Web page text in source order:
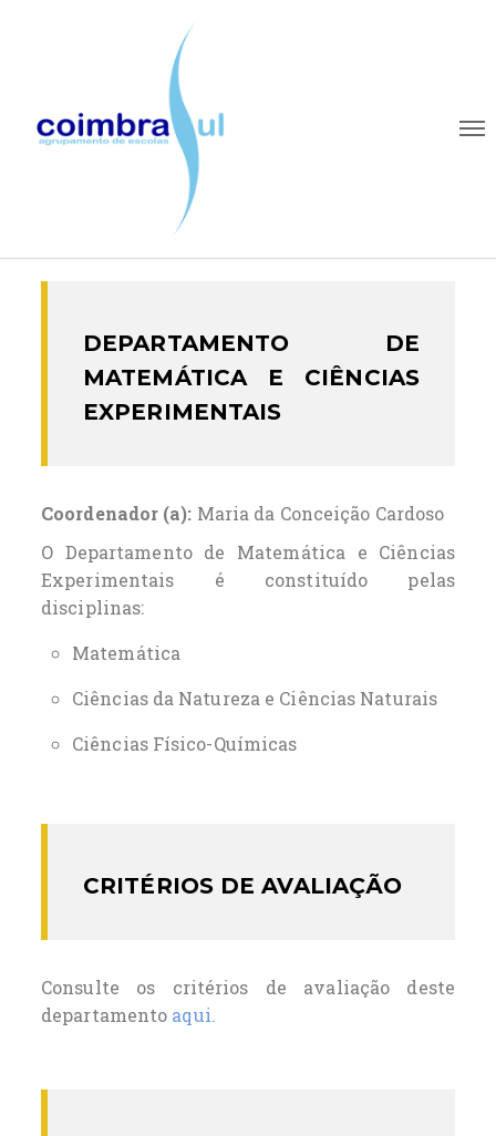
DEPARTAMENTO DE
MATEMÁTICA E CIÊNCIAS
EXPERIMENTAIS
Coordenador (a): Maria da Conceição Cardoso
O Departamento de Matemática e Ciências
Experimentais é constituído pelas
disciplinas:
Matemática
Ciências da Natureza e Ciências Naturais
Ciências Físico-Químicas
CRITÉRIOS DE AVALIAÇÃO
Consulte os critérios de avaliação deste
departamento aqui.